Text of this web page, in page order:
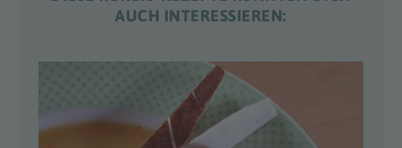
AUCH INTERESSIEREN: